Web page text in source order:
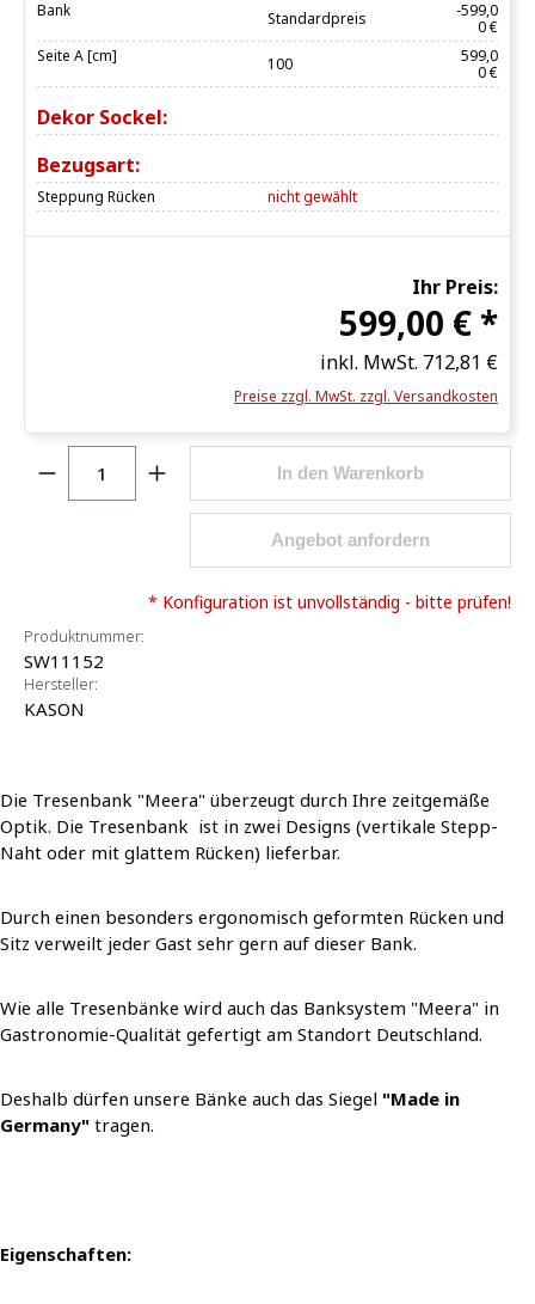
Bank Standardpreis
-599,0
0 €
Seite A [cm]
100
599,0
0 €
Dekor Sockel:
Bezugsart:
Steppung Rücken nicht gewählt
Ihr Preis:
599,00 € *
inkl. MwSt. 712,81 €
Preise zzgl. MwSt. zzgl. Versandkosten
Produkt Anzahl: Gib den gewünschten Wert
In den Warenkorb
Angebot anfordern
* Konfiguration ist unvollständig - bitte prüfen!
Produktnummer:
SW11152
Hersteller:
KASON
Die Tresenbank "Meera" überzeugt durch Ihre zeitgemäße
Optik. Die Tresenbank ist in zwei Designs (vertikale Stepp-
Naht oder mit glattem Rücken) lieferbar.
Durch einen besonders ergonomisch geformten Rücken und
Sitz verweilt jeder Gast sehr gern auf dieser Bank.
Wie alle Tresenbänke wird auch das Banksystem "Meera" in
Gastronomie-Qualität gefertigt am Standort Deutschland.
Deshalb dürfen unsere Bänke auch das Siegel "Made in
Germany" tragen.
Eigenschaften: